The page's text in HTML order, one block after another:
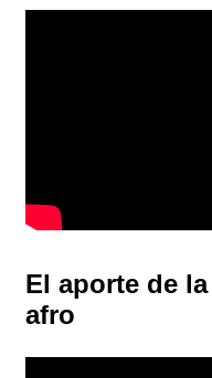
El aporte de
afro